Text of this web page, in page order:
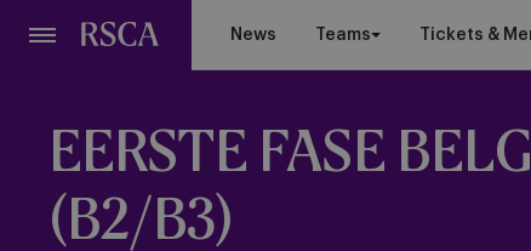
News Teams Tickets &
EERSTE FASE
(B2/B3)